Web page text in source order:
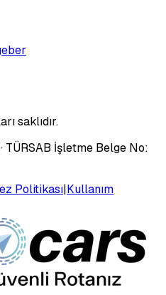
saklıdır.
· TÜRSAB İşletme Belge No:
Politikası|Kullanım